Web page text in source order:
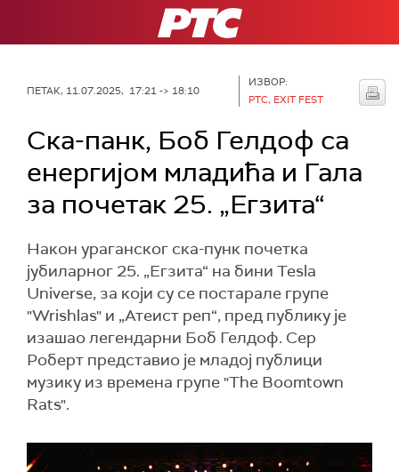
РТС
ПЕТАК, 11.07.2025, 17:21 -> 18:10
ИЗВОР:
РТС, EXIT FEST
Ска-панк, Боб Гелдоф са
енергијом младића и Гала
за почетак 25. „Егзита“
Након ураганског ска-пунк почетка
јубиларног 25. „Егзита“ на бини Tesla
Universe, за који су се постарале групе
"Wrishlas" и „Атеист реп“, пред публику је
изашао легендарни Боб Гелдоф. Сер
Роберт представио је младој публици
музику из времена групе "The Boomtown
Rats".